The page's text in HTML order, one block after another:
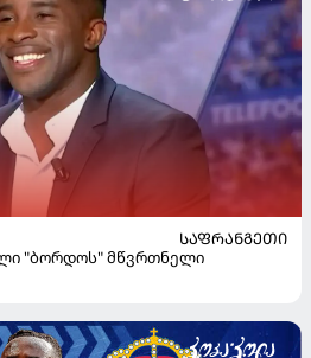
ᲡᲐᲤᲠᲐᲜᲒᲔᲗᲘ
"ბორდოს" მწვრთნელი